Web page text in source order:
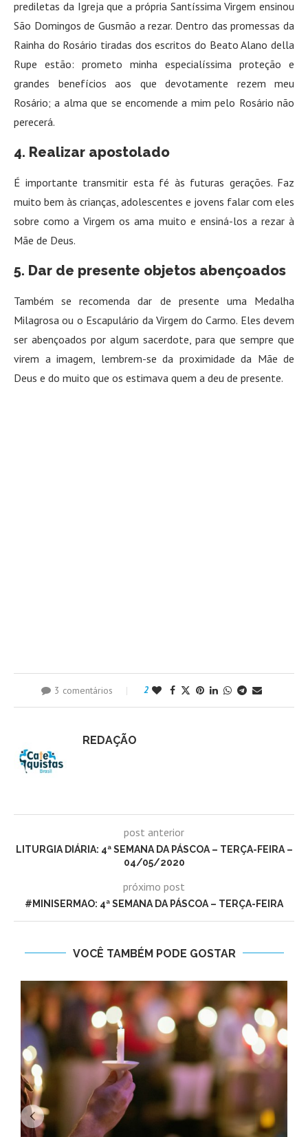
prediletas da Igreja que a própria Santíssima Virgem ensinou
São Domingos de Gusmão a rezar. Dentro das promessas da
Rainha do Rosário tiradas dos escritos do Beato Alano della
Rupe estão: prometo minha especialíssima proteção e
grandes benefícios aos que devotamente rezem meu
Rosário; a alma que se encomende a mim pelo Rosário não
perecerá.
4. Realizar apostolado
É importante transmitir esta fé às futuras gerações. Faz
muito bem às crianças, adolescentes e jovens falar com eles
sobre como a Virgem os ama muito e ensiná-los a rezar à
Mãe de Deus.
5. Dar de presente objetos abençoados
Também se recomenda dar de presente uma Medalha
Milagrosa ou o Escapulário da Virgem do Carmo. Eles devem
ser abençoados por algum sacerdote, para que sempre que
virem a imagem, lembrem-se da proximidade da Mãe de
Deus e do muito que os estimava quem a deu de presente.
3 comentários 2
REDAÇÃO
post anterior
LITURGIA DIÁRIA: 4ª SEMANA DA PÁSCOA – TERÇA-FEIRA –
04/05/2020
próximo post
#MINISERMAO: 4ª SEMANA DA PÁSCOA – TERÇA-FEIRA
VOCÊ TAMBÉM PODE GOSTAR